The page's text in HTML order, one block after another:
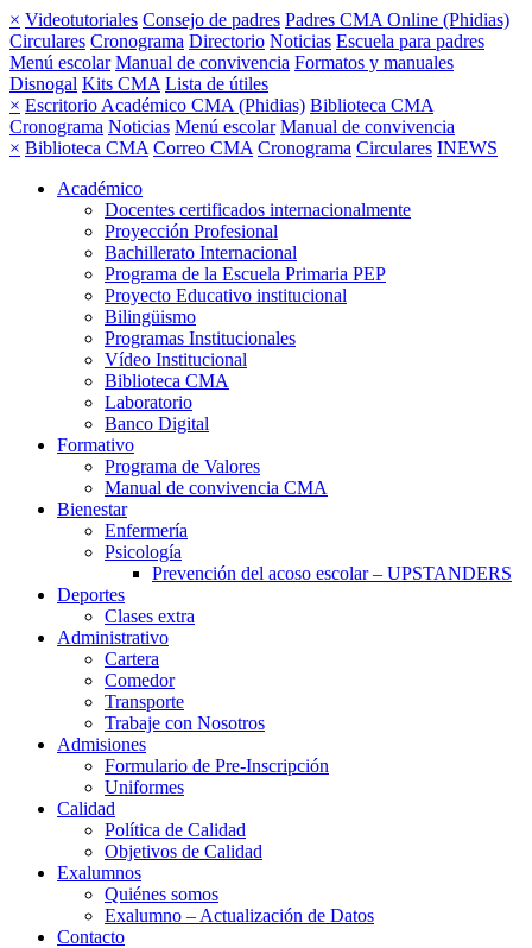
× Videotutoriales Consejo de padres Padres CMA Online (Phidias)
Circulares Cronograma Directorio Noticias Escuela para padres
Menú escolar Manual de convivencia Formatos y manuales
Disnogal Kits CMA Lista de útiles
× Escritorio Académico CMA (Phidias) Biblioteca CMA
Cronograma Noticias Menú escolar Manual de convivencia
× Biblioteca CMA Correo CMA Cronograma Circulares INEWS
Académico
Docentes certificados internacionalmente
Proyección Profesional
Bachillerato Internacional
Programa de la Escuela Primaria PEP
Proyecto Educativo institucional
Bilingüismo
Programas Institucionales
Vídeo Institucional
Biblioteca CMA
Laboratorio
Banco Digital
Formativo
Programa de Valores
Manual de convivencia CMA
Bienestar
Enfermería
Psicología
Prevención del acoso escolar – UPSTANDERS
Deportes
Clases extra
Administrativo
Cartera
Comedor
Transporte
Trabaje con Nosotros
Admisiones
Formulario de Pre-Inscripción
Uniformes
Calidad
Política de Calidad
Objetivos de Calidad
Exalumnos
Quiénes somos
Exalumno – Actualización de Datos
Contacto